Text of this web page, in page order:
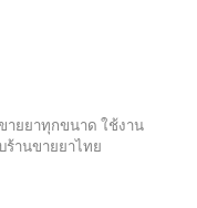
ายยาทุกขนาด ใช้งาน
านขายยาไทย